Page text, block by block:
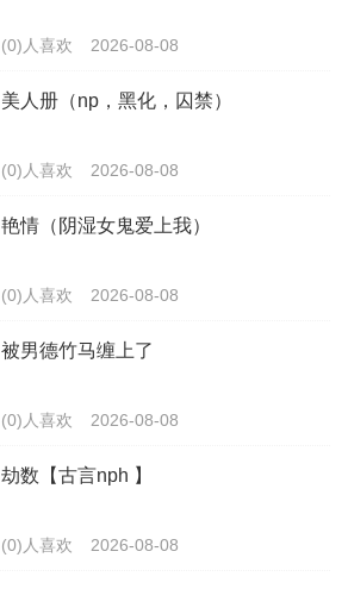
(0)人喜欢 2026-08-08
美人册（np，黑化，囚禁）
(0)人喜欢 2026-08-08
艳情（阴湿女鬼爱上我）
(0)人喜欢 2026-08-08
被男德竹马缠上了
(0)人喜欢 2026-08-08
劫数【古言nph 】
(0)人喜欢 2026-08-08